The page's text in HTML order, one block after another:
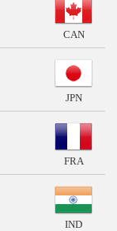
CAN
JPN
FRA
IND